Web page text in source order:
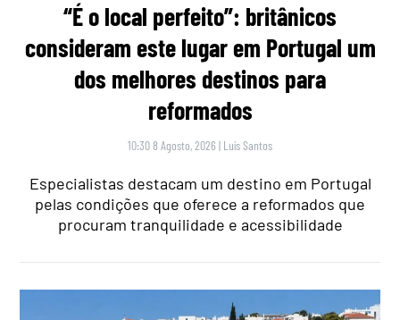
“É o local perfeito”: britânicos
consideram este lugar em Portugal um
dos melhores destinos para
reformados
10:30 8 Agosto, 2026 | Luís Santos
Especialistas destacam um destino em Portugal
pelas condições que oferece a reformados que
procuram tranquilidade e acessibilidade